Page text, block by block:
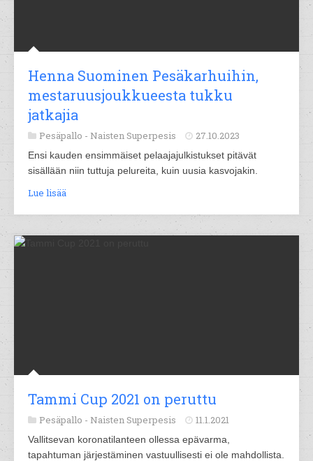
Henna Suominen Pesäkarhuihin,
mestaruusjoukkueesta tukku
jatkajia
Pesäpallo - Naisten Superpesis 27.10.2023
Ensi kauden ensimmäiset pelaajajulkistukset pitävät
sisällään niin tuttuja pelureita, kuin uusia kasvojakin.
Lue lisää
Tammi Cup 2021 on peruttu
Pesäpallo - Naisten Superpesis 11.1.2021
Vallitsevan koronatilanteen ollessa epävarma,
tapahtuman järjestäminen vastuullisesti ei ole mahdollista.